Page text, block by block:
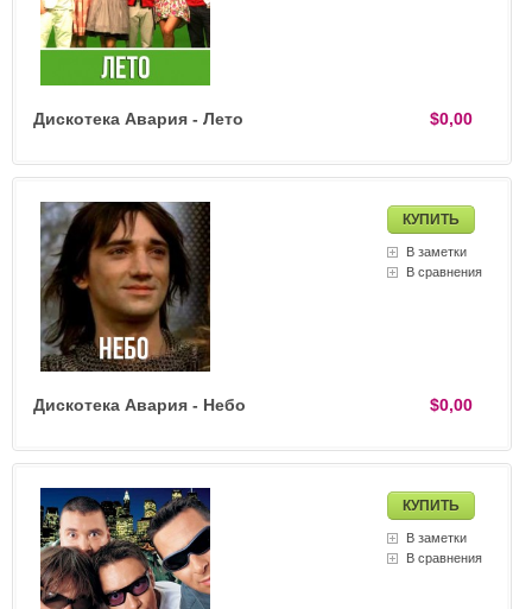
$0,00
Дискотека Авария - Лето
В заметки
В сравнения
$0,00
Дискотека Авария - Небо
В заметки
В сравнения